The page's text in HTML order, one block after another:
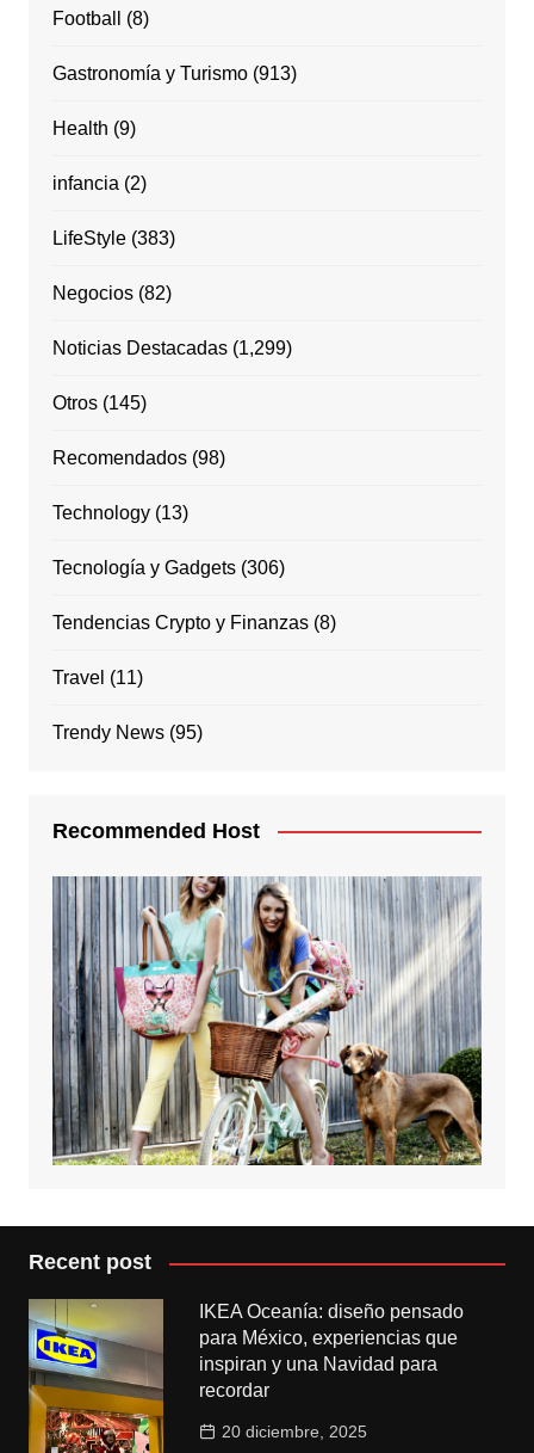
Football (8)
Gastronomía y Turismo(913)
Health (9)
infancia (2)
LifeStyle(383)
Negocios(82)
Noticias Destacadas(1,299)
Otros(145)
Recomendados(98)
Technology(13)
Tecnología y Gadgets(306)
Tendencias Crypto y Finanzas(8)
Travel (11)
Trendy News(95)
Recommended Host
Recent post
IKEA Oceanía: diseño pensado
para México, experiencias que
inspiran y una Navidad para
recordar
20 diciembre, 2025